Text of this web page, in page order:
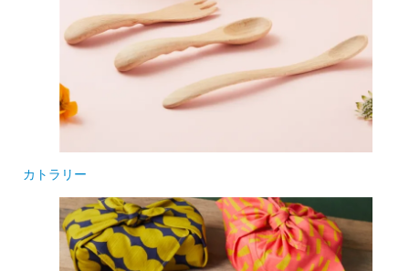
カトラリー